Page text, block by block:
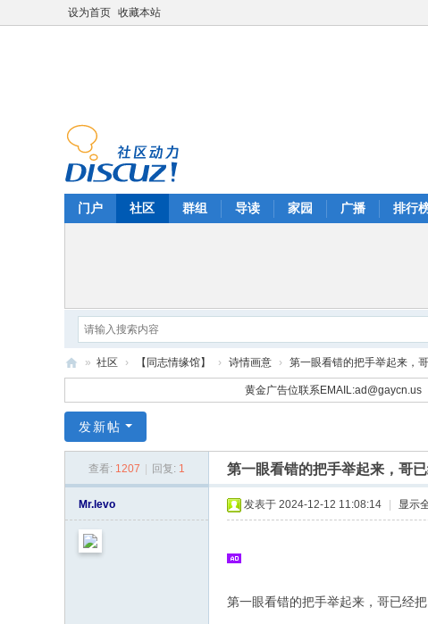
设为首页 收藏本站
门户 社区 群组 导读 家园 广播 排行
同
|
同
社
» 社区 › 【同志情缘馆】 › 诗情画意 › 第一眼看错的把手举起来，
黄金广告位联系EMAIL:ad@gaycn.us
发新帖
查看: 1207 回复: 1 第一眼看错的把手举起来，哥
Mr.levo 发表于 2024-12-12 11:08:14 显示
第一眼看错的把手举起来，哥已经